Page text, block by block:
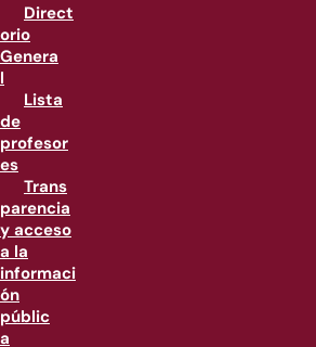
Direct
orio
Genera
l
Lista
de
profesor
es
Trans
parencia
y acceso
a la
informaci
ón
públic
a